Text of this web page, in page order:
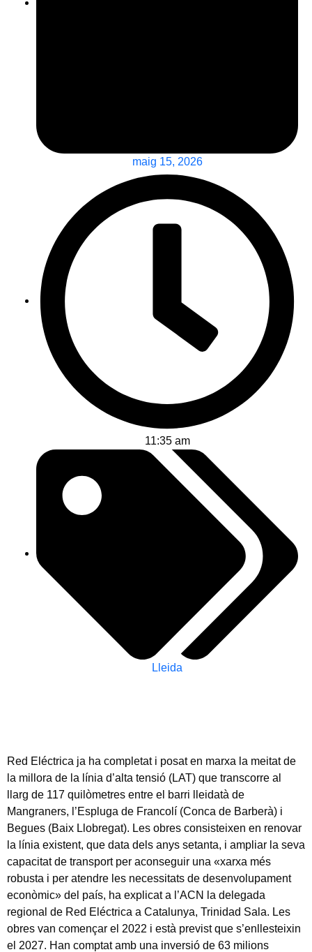
maig 15, 2026
11:35 am
Lleida
Red Eléctrica ja ha completat i posat en marxa la meitat de
la millora de la línia d’alta tensió (LAT) que transcorre al
llarg de 117 quilòmetres entre el barri lleidatà de
Mangraners, l’Espluga de Francolí (Conca de Barberà) i
Begues (Baix Llobregat). Les obres consisteixen en renovar
la línia existent, que data dels anys setanta, i ampliar la seva
capacitat de transport per aconseguir una «xarxa més
robusta i per atendre les necessitats de desenvolupament
econòmic» del país, ha explicat a l’ACN la delegada
regional de Red Eléctrica a Catalunya, Trinidad Sala. Les
obres van començar el 2022 i està previst que s’enllesteixin
el 2027. Han comptat amb una inversió de 63 milions